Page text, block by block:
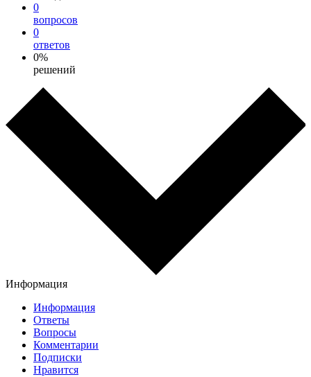
0
вопросов
0
ответов
0%
решений
Информация
Информация
Ответы
Вопросы
Комментарии
Подписки
Нравится